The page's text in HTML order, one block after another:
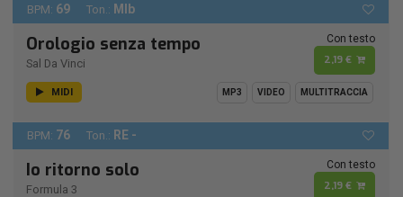
BPM: 69 Ton.: MIb
Orologio senza tempo
Sal Da Vinci
Con testo
2,19 €
MIDI MP3 VIDEO MULTITRACCIA
BPM: 76 Ton.: RE -
Io ritorno solo
Formula 3
Con testo
2,19 €